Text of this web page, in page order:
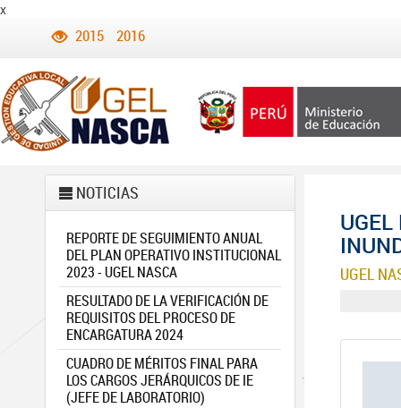
x
2015 2016
NOTICIAS
REPORTE DE SEGUIMIENTO ANUAL
DEL PLAN OPERATIVO INSTITUCIONAL
2023 - UGEL NASCA
RESULTADO DE LA VERIFICACIÓN DE
REQUISITOS DEL PROCESO DE
ENCARGATURA 2024
CUADRO DE MÉRITOS FINAL PARA
LOS CARGOS JERÁRQUICOS DE IE
(JEFE DE LABORATORIO)
UGEL